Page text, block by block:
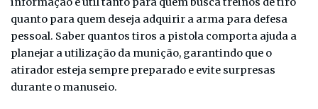
quanto para quem deseja adquirir a arma para defesa
pessoal. Saber quantos tiros a pistola comporta ajuda a
planejar a utilização da munição, garantindo que o
atirador esteja sempre preparado e evite surpresas
durante o manuseio.